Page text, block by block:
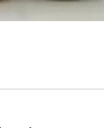
基礎知識
特集